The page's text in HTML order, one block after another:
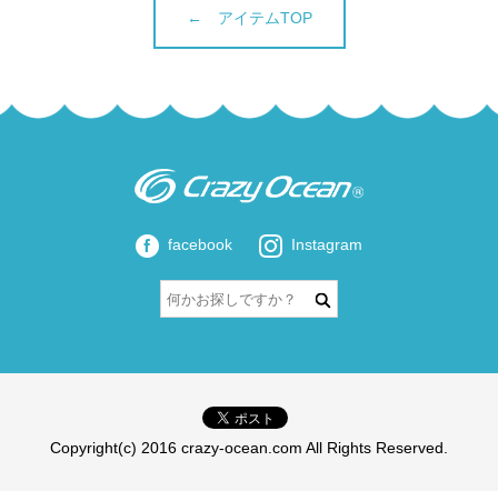
← アイテムTOP
facebook Instagram
Copyright(c) 2016 crazy-ocean.com All Rights Reserved.